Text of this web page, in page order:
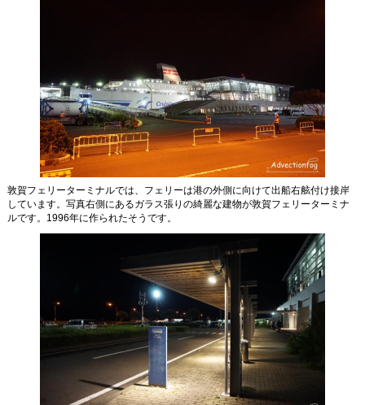
敦賀フェリーターミナルでは、フェリーは港の外側に向けて出船右舷付け接岸
しています。写真右側にあるガラス張りの綺麗な建物が敦賀フェリーターミナ
ルです。1996年に作られたそうです。